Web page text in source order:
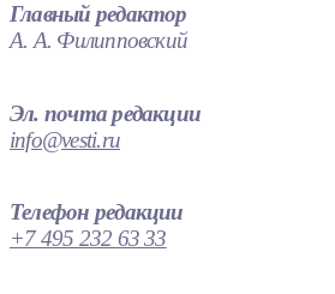
Главный редактор
А. А. Филипповский
Эл. почта редакции
info@vesti.ru
Телефон редакции
+7 495 232 63 33